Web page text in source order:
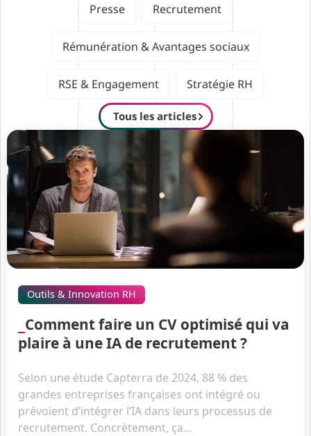
Presse Recrutement
Rémunération & Avantages sociaux
RSE & Engagement Stratégie RH
Tous les articles
Outils & Innovation RH
Comment faire un CV optimisé qui va
plaire à une IA de recrutement ?
Selon une étude Capterra de 2024, 88 % des
grandes entreprises françaises ont intégré ou
prévoient d’intégrer l’IA dans leurs processus de
recrutement. Concrètement, ça...